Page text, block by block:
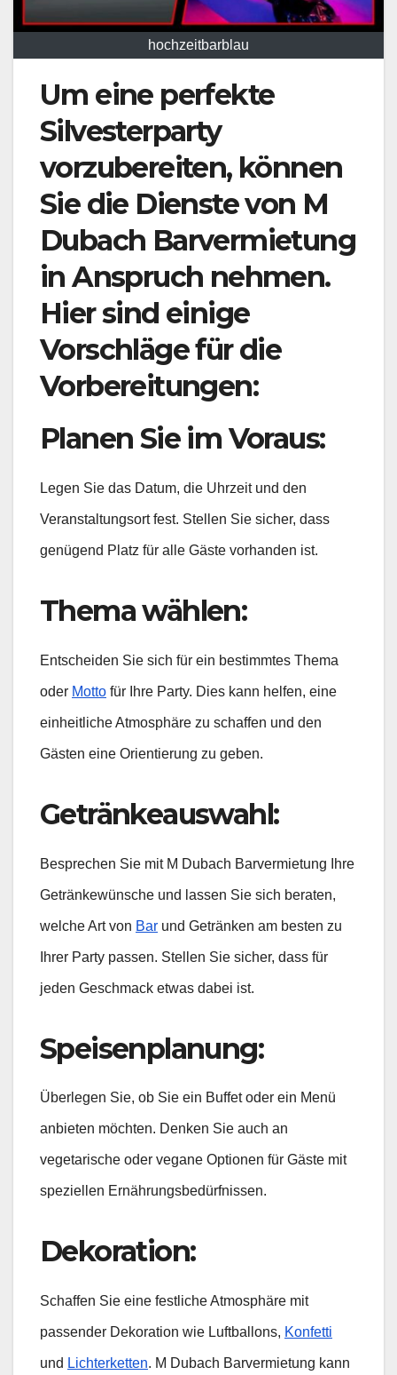
hochzeitbarblau
Um eine perfekte
Silvesterparty
vorzubereiten, können
Sie die Dienste von M
Dubach Barvermietung
in Anspruch nehmen.
Hier sind einige
Vorschläge für die
Vorbereitungen:
Planen Sie im Voraus:
Legen Sie das Datum, die Uhrzeit und den
Veranstaltungsort fest. Stellen Sie sicher, dass
genügend Platz für alle Gäste vorhanden ist.
Thema wählen:
Entscheiden Sie sich für ein bestimmtes Thema
oder Motto für Ihre Party. Dies kann helfen, eine
einheitliche Atmosphäre zu schaffen und den
Gästen eine Orientierung zu geben.
Getränkeauswahl:
Besprechen Sie mit M Dubach Barvermietung Ihre
Getränkewünsche und lassen Sie sich beraten,
welche Art von Bar und Getränken am besten zu
Ihrer Party passen. Stellen Sie sicher, dass für
jeden Geschmack etwas dabei ist.
Speisenplanung:
Überlegen Sie, ob Sie ein Buffet oder ein Menü
anbieten möchten. Denken Sie auch an
vegetarische oder vegane Optionen für Gäste mit
speziellen Ernährungsbedürfnissen.
Dekoration:
Schaffen Sie eine festliche Atmosphäre mit
passender Dekoration wie Luftballons, Konfetti
und Lichterketten. M Dubach Barvermietung kann